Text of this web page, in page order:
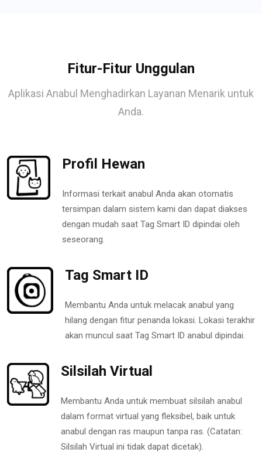
Fitur-Fitur Unggulan
Aplikasi Anabul Menghadirkan Layanan Menarik untuk
Anda.
Profil Hewan
Informasi terkait anabul Anda akan otomatis
tersimpan dalam sistem kami dan dapat diakses
dengan mudah saat Tag Smart ID dipindai oleh
seseorang.
Tag Smart ID
Membantu Anda untuk melacak anabul yang
hilang dengan fitur penanda lokasi. Lokasi terakhir
akan muncul saat Tag Smart ID anabul dipindai.
Silsilah Virtual
Membantu Anda untuk membuat silsilah anabul
dalam format virtual yang fleksibel, baik untuk
anabul dengan ras maupun tanpa ras. (Catatan:
Silsilah Virtual ini tidak dapat dicetak).